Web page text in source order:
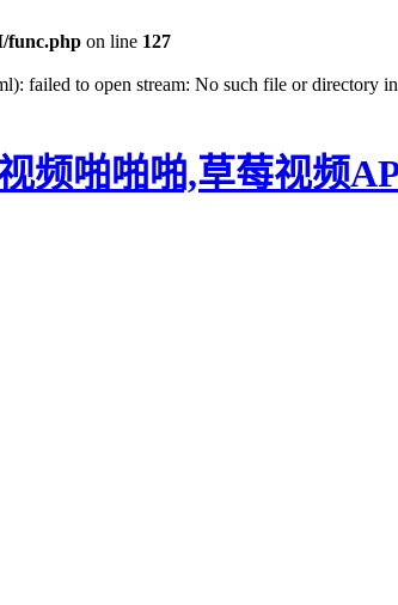
func.php on line 127
failed to open stream: No such file or directory in
频啪啪啪,草莓视频